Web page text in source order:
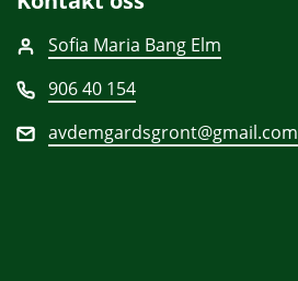
Sofia Maria Bang Elm
906 40 154
avdemgardsgront@gmail.com